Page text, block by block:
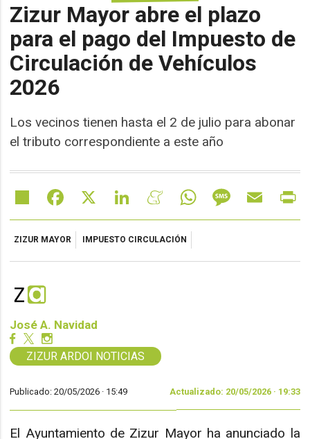
Zizur Mayor abre el plazo
para el pago del Impuesto de
Circulación de Vehículos
2026
Los vecinos tienen hasta el 2 de julio para abonar
el tributo correspondiente a este año
Share Facebook LinkedIn MeneameWhatsAppMessageEmail
ZIZUR MAYOR IMPUESTO CIRCULACIÓN
José A. Navidad
ZIZUR ARDOI NOTICIAS
Publicado: 20/05/2026 · 15:49 Actualizado: 20/05/2026 · 19:33
El Ayuntamiento de Zizur Mayor ha anunciado la